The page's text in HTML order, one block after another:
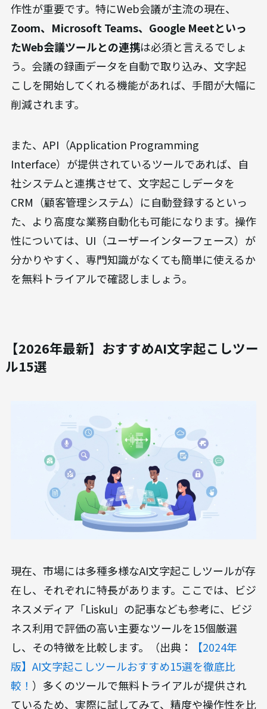
作性が重要です。特にWeb会議が主流の現在、
Zoom、Microsoft Teams、Google Meetといっ
たWeb会議ツールとの連携は必須と言えるでしょ
う。会議の録画データを自動で取り込み、文字起
こしを開始してくれる機能があれば、手間が大幅に
削減されます。
また、API（Application Programming
Interface）が提供されているツールであれば、自
社システムと連携させて、文字起こしデータを
CRM（顧客管理システム）に自動登録するといっ
た、より高度な業務自動化も可能になります。操作
性については、UI（ユーザーインターフェース）が
分かりやすく、専門知識がなくても簡単に使えるか
を無料トライアルで確認しましょう。
【2026年最新】おすすめAI文字起こしツー
ル15選
現在、市場には多種多様なAI文字起こしツールが存
在し、それぞれに特長があります。ここでは、ビジ
ネスメディア「Liskul」の記事なども参考に、ビジ
ネス利用で評価の高い主要なツールを15個厳選
し、その特徴を比較します。（出典：
【2024年
版】AI文字起こしツールおすすめ15選を徹底比
較！ ）多くのツールで無料トライアルが提供され
ているため、実際に試してみて、精度や操作性を比